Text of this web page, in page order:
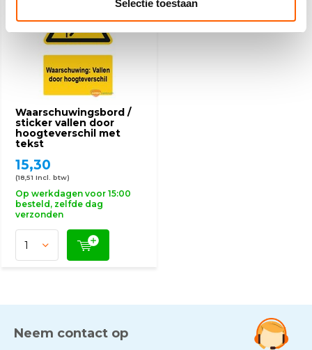
Selectie toestaan
Waarschuwingsbord /
sticker vallen door
hoogteverschil met
tekst
15,30
(18,51 Incl. btw)
Op werkdagen voor 15:00
besteld, zelfde dag
verzonden
Neem contact op